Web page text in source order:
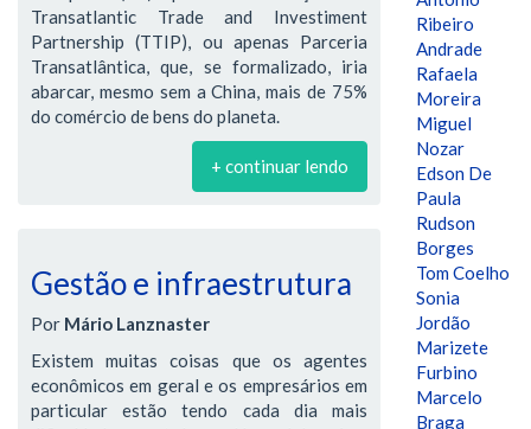
Transatlantic Trade and Investiment
Partnership (TTIP), ou apenas Parceria
Transatlântica, que, se formalizado, iria
abarcar, mesmo sem a China, mais de 75%
do comércio de bens do planeta.
+ continuar lendo
Gestão e infraestrutura
Por Mário Lanznaster
Existem muitas coisas que os agentes
econômicos em geral e os empresários em
particular estão tendo cada dia mais
Ribeiro
Andrade
Rafaela
Moreira
Miguel
Nozar
Edson De
Paula
Rudson
Borges
Tom Coelho
Sonia
Jordão
Marizete
Furbino
Marcelo
Braga